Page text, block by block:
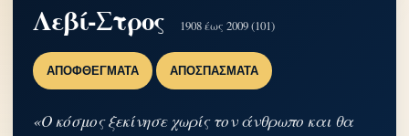
Λεβί-Στρος 1908 έως 2009 (101)
ΑΠΟΦΘΈΓΜΑΤΑ ΑΠΟΣΠΆΣΜΑΤΑ
«O κόσμος ξεκίνησε χωρίς τον άνθρωπο και θα